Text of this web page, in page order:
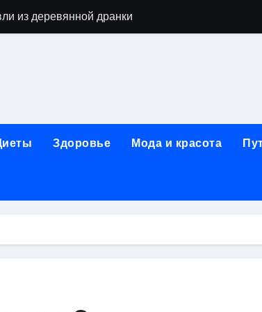
из деревянной дранки
аппаратов для электроэпиляции
направления медицинского центра
Стрешневе
зависимости: медицинские,
Здоровье Мода и красота